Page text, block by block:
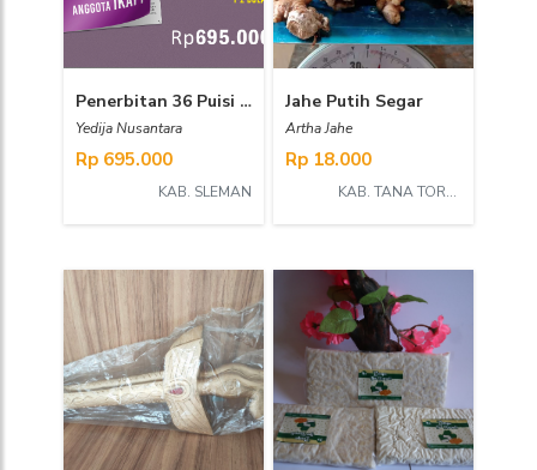
Penerbitan 36 Puisi Ber-ISBN oleh Penerbit Anggota IKAPI
Yedija Nusantara
Rp 695.000
KAB. SLEMAN
Jahe Putih Segar
Artha Jahe
Rp 18.000
KAB. TANA TORAJA